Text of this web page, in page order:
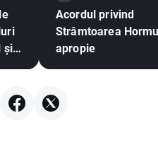
și
Acordul privind
Strâmtoarea
apropie